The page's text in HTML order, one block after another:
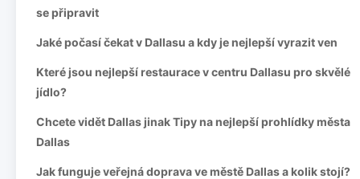
se připravit
Jaké počasí čekat v Dallasu a kdy je nejlepší vyrazit ven
Které jsou nejlepší restaurace v centru Dallasu pro skvělé
jídlo?
Chcete vidět Dallas jinak Tipy na nejlepší prohlídky města
Dallas
Jak funguje veřejná doprava ve městě Dallas a kolik stojí?